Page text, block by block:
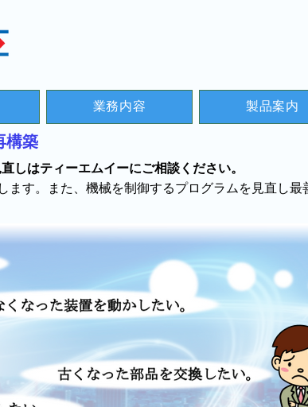
業務内容 製品案内
構築
しはティーエムイーにご相談ください。
ます。また、機械を制御するプログラムを見直し最